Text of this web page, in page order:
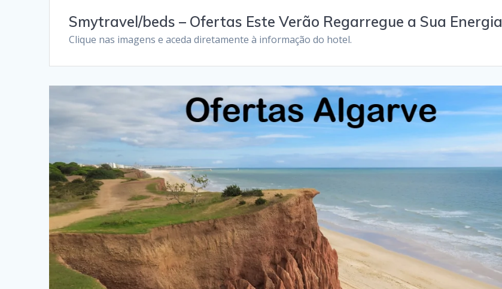
Smytravel/beds – Ofertas Este Verão Regarregue a Sua Energia
Clique nas imagens e aceda diretamente à informação do hotel.